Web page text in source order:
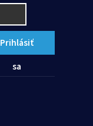
Prihlásiť
sa